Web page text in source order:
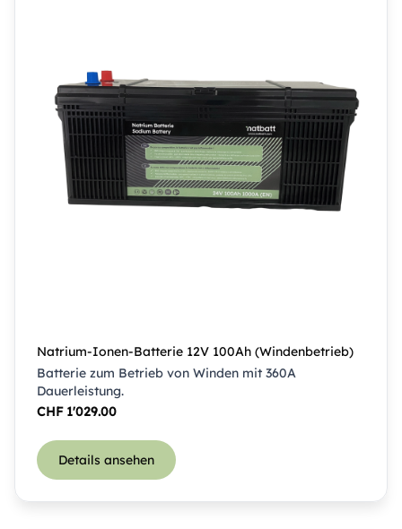
Natrium-Ionen-Batterie 12V 100Ah (Windenbetrieb)
Batterie zum Betrieb von Winden mit 360A
Dauerleistung.
CHF1'029.00
Details ansehen